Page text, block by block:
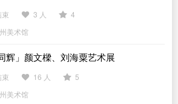
3 人
4
美术馆
辉」颜文樑、刘海粟艺术展
16 人
5
美术馆